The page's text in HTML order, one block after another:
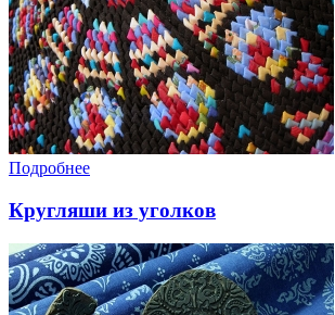
Подробнее
Кругляши из уголков